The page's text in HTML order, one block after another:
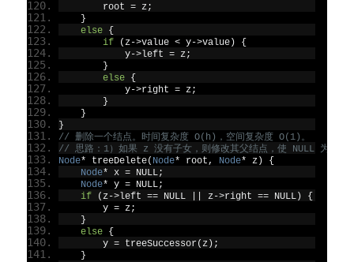
        root
= z;
}
else
{
if
(z->value < y->value)
{
            y
->left = z;
}
else
{
            y
->right = z;
}
}
}
// 删除一个结点。时间复杂度 O(h)，空间复杂度 O(1)。
// 思路：1）如果 z 没有子女，则修改其父结点，使 NULL 为其
Node* treeDelete( Node* root, Node* z)
{
Node* x = NULL;
Node* y = NULL;
if
(z->left == NULL z->right == NULL)
{
        y
= z;
}
else
{
        y
= treeSuccessor(z);
}